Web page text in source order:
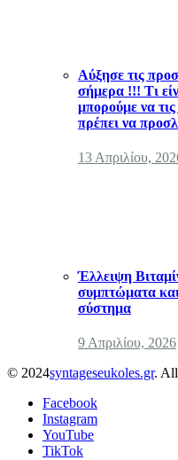
Αύξησε τις
σήμερα !!! Τι
μπορούμε να
πρέπει να
13 Απριλίου,
Έλλειψη
συμπτώματα
σύστημα
9 Απριλίου, 2026
© 2024syntageseukoles.gr. All
Facebook
Instagram
YouTube
TikTok